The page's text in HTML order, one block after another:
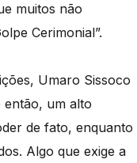
muitos não
Cerimonial”.
Umaro Sissoco
então, um alto
de fato, enquanto
Algo que exige a